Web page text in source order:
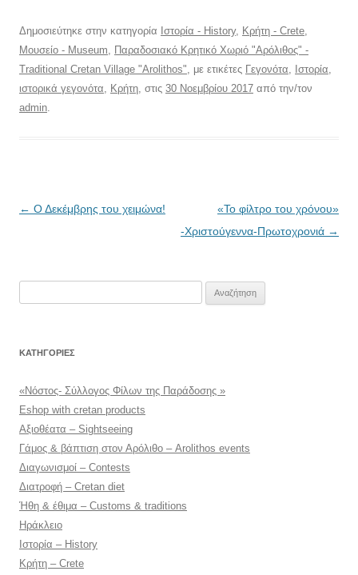
Δημοσιεύτηκε στην κατηγορία Ιστορία - History, Κρήτη - Crete
Μουσείο - Museum
Παραδοσιακό Κρητικό Χωριό "Αρόλιθος" -
Traditional Cretan Village "Arolithos" , με ετικέτες Γεγονότα Ιστορία
ιστορικά γεγονότα
Κρήτη , στις 30 Νοεμβρίου 2017 από την/τον
admin
Πλοήγηση
← Ο Δεκέμβρης του χειμώνα!
«Το φίλτρο του χρόνου»
-Χριστούγεννα-Πρωτοχρονιά →
KΑΤΗΓΟΡΊΕΣ
«Νόστος- Σύλλογος Φίλων της Παράδοσης »
Eshop with cretan products
Αξιοθέατα – Sightseeing
Γάμος & βάπτιση στον Αρόλιθο – Arolithos events
Διαγωνισμοί – Contests
Διατροφή – Cretan diet
Ήθη & έθιμα – Customs & traditions
Ηράκλειο
Ιστορία – History
Κρήτη – Crete